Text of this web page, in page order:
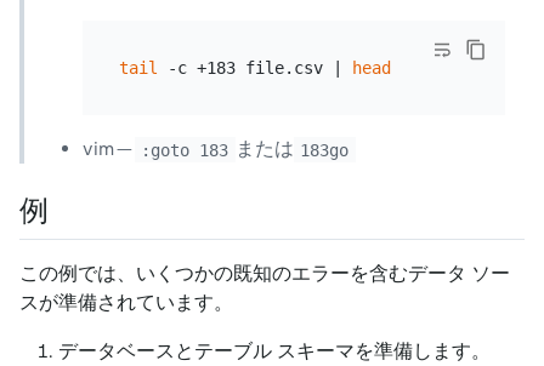
tail -c +183 file.csv | head
vim — :goto 183 または 183go
例
この例では、いくつかの既知のエラーを含むデータ ソー
スが準備されています。
データベースとテーブル スキーマを準備します。